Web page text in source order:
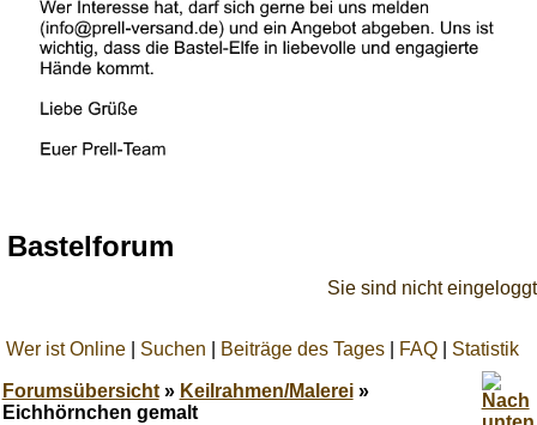
Bastelforum
Sie sind nicht eingeloggt
Wer ist Online Suchen Beiträge des Tages FAQ Statistik
Forumsübersicht» Keilrahmen/Malerei»
Eichhörnchen gemalt